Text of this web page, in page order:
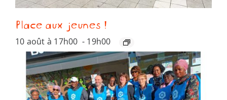
Place aux jeunes !
10 août à 17h00 - 19h00